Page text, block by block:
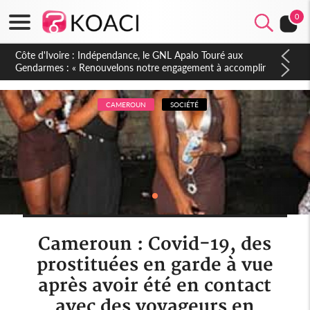
0
Sierra Leone : Un projet de réforme constitutionnelle en
gestation, points clés des amendements, un exclu d'avance
CAMEROUN SOCIÉTÉ
Cameroun : Covid-19, des
prostituées en garde à vue
après avoir été en contact